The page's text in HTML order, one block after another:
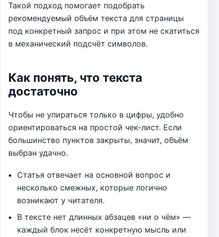
Такой подход помогает подобрать
рекомендуемый объём текста для страницы
под конкретный запрос и при этом не скатиться
в механический подсчёт символов.
Как понять, что текста
достаточно
Чтобы не упираться только в цифры, удобно
ориентироваться на простой чек-лист. Если
большинство пунктов закрыты, значит, объём
выбран удачно.
Статья отвечает на основной вопрос и
несколько смежных, которые логично
возникают у читателя.
В тексте нет длинных абзацев «ни о чём» —
каждый блок несёт конкретную мысль или